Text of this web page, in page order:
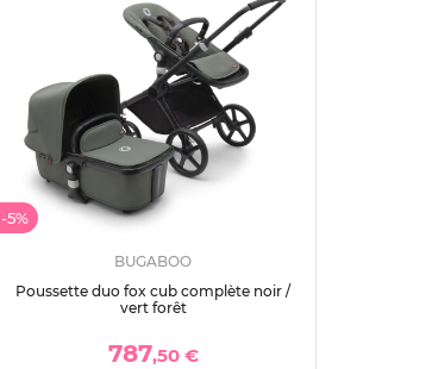
-5%
BUGABOO
Poussette duo fox cub complète noir /
vert forêt
787,50 €